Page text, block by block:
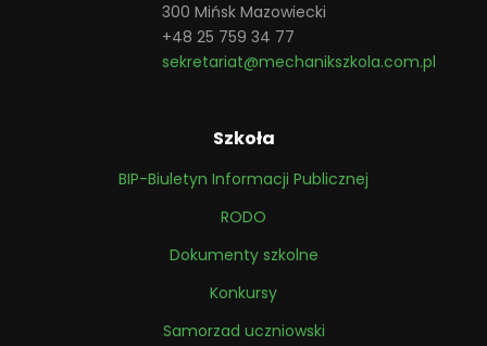
300 Mińsk Mazowiecki
+48 25 759 34 77
sekretariat@mechanikszkola.com.pl
Szkoła
BIP-Biuletyn Informacji Publicznej
RODO
Dokumenty szkolne
Konkursy
Samorzad uczniowski